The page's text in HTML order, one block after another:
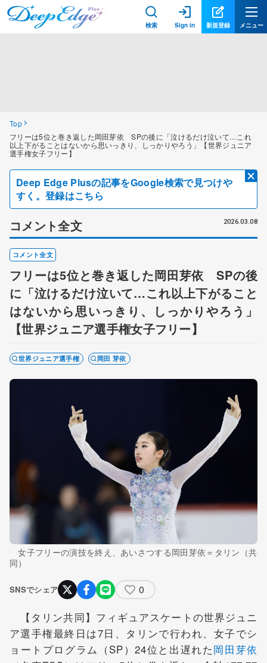
検索 Sign in 新規登録 メニュー
Top
フリーは5位と巻き返した岡田芽依 SPの後に「泣けるだけ泣いて…これ
以上下がることはないから思いっきり、しっかりやろう」【世界ジュニア
選手権女子フリー】
Deep Edge Plusの記事をGoogle検索で見つけや
すく。登録はこちら
コメント全文 2026.03.08
コメント全文
フリーは5位と巻き返した岡田芽依 SPの後
に「泣けるだけ泣いて…これ以上下がること
はないから思いっきり、しっかりやろう」
【世界ジュニア選手権女子フリー】
世界ジュニア選手権 岡田 芽依
女子フリーの演技を終え、あいさつする岡田芽依＝タリン（共
同）
SNSでシェア 0
【タリン共同】フィギュアスケートの世界ジュニ
ア選手権最終日は7日、タリンで行われ、女子でシ
ョートプログラム（SP）24位と出遅れた岡田芽依